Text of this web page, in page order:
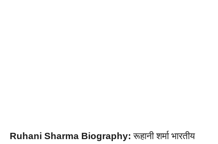
Ruhani Sharma Biography: रूहानी शर्मा भारतीय